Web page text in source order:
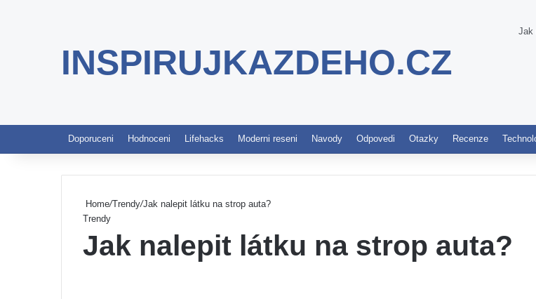
INSPIRUJKAZDEHO.CZ
Jak
Doporuceni Hodnoceni Lifehacks Moderni reseni Navody Odpovedi Otazky Recenze
Home/Trendy/Jak nalepit látku na strop auta?
Trendy
Jak nalepit látku na strop auta?